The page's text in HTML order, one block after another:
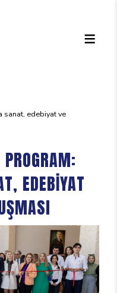
sanat, edebi̇yat ve
EDEBİYAT